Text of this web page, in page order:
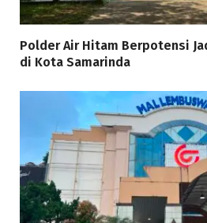
Polder Air Hitam Berpotensi
di Kota Samarinda